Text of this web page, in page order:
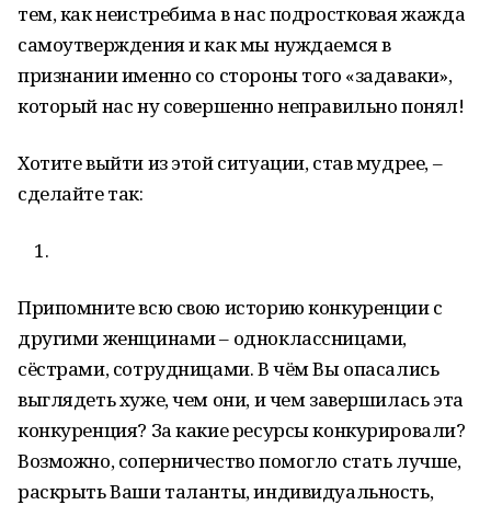
тем, как неистребима в нас подростковая жажда
самоутверждения и как мы нуждаемся в
признании именно со стороны того «задаваки»,
который нас ну совершенно неправильно понял!
Хотите выйти из этой ситуации, став мудрее, –
сделайте так:
Припомните всю свою историю конкуренции с
другими женщинами – одноклассницами,
сёстрами, сотрудницами. В чём Вы опасались
выглядеть хуже, чем они, и чем завершилась эта
конкуренция? За какие ресурсы конкурировали?
Возможно, соперничество помогло стать лучше,
раскрыть Ваши таланты, индивидуальность,